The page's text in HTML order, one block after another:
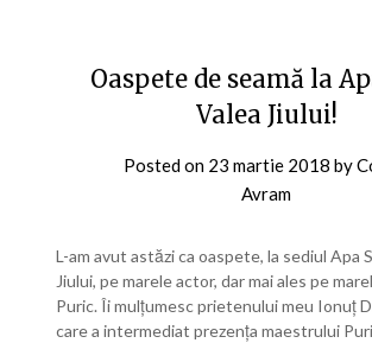
Oaspete de seamă la
Valea Jiului!
Posted on 23 martie 2018 by
Avram
L-am avut astăzi ca oaspete, la sediul Apa
Jiului, pe marele actor, dar mai ales pe
Puric. Îi mulțumesc prietenului meu Ionuț
care a intermediat prezența maestrului